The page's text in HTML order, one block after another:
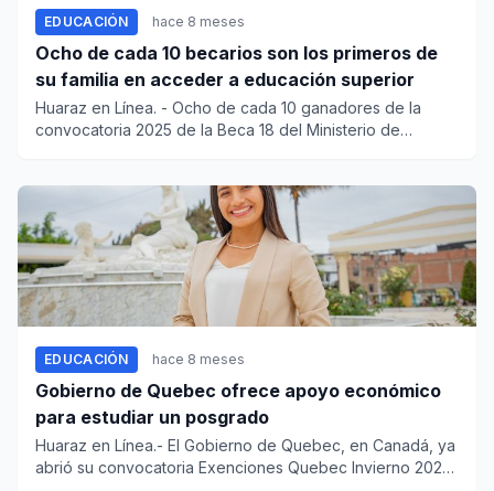
EDUCACIÓN hace 8 meses
Ocho de cada 10 becarios son los primeros de
su familia en acceder a educación superior
Huaraz en Línea. - Ocho de cada 10 ganadores de la
convocatoria 2025 de la Beca 18 del Ministerio de
EDUCACIÓN hace 8 meses
Gobierno de Quebec ofrece apoyo económico
para estudiar un posgrado
Huaraz en Línea.- El Gobierno de Quebec, en Canadá, ya
abrió su convocatoria Exenciones Quebec Invierno 2026,